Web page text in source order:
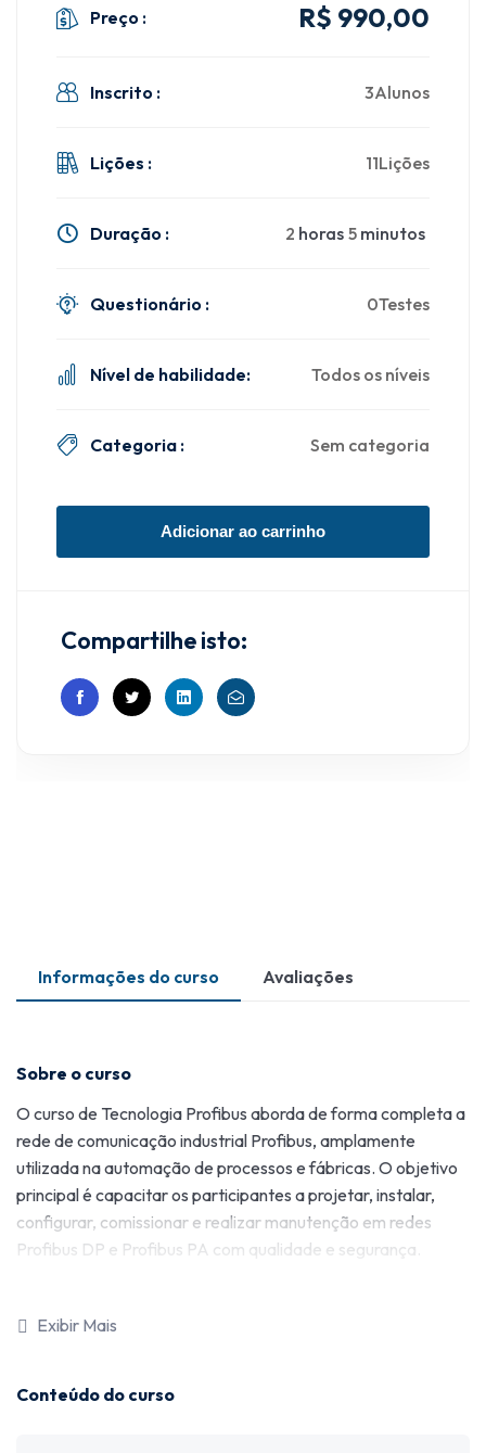
Informações do curso Avaliações
Sobre o curso
O curso de Tecnologia Profibus aborda de forma completa a
rede de comunicação industrial Profibus, amplamente
utilizada na automação de processos e fábricas. O objetivo
principal é capacitar os participantes a projetar, instalar,
configurar, comissionar e realizar manutenção em redes
Profibus DP e Profibus PA com qualidade e segurança.
básicos da tecnologia, seu histórico, padronização
versões da rede: o Profibus DP (Decentralized Peripherals),
Exibir Mais
Conteúdo do curso
Preço : R$ 990,00
Inscrito : 3Alunos
Lições : 11Lições
Duração : 2 horas 5 minutos
Questionário : 0Testes
Nível de habilidade: Todos os níveis
Categoria : Sem categoria
Adicionar ao carrinho
Compartilhe isto: